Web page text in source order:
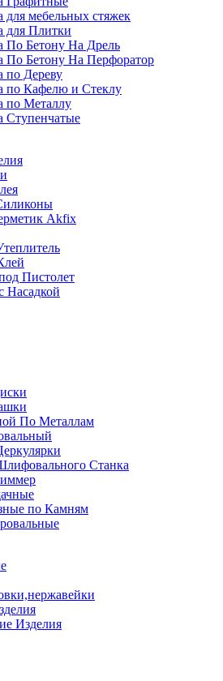
для мебельных стяжек
для Плитки
По Бетону На Дрель
По Бетону На Перфоратор
по Дереву
по Кафелю и Стеклу
по Металлу
Ступенчатые
Akfix
Пистолет
Насадкой
По Металлам
Станка
по Камням
Изделия